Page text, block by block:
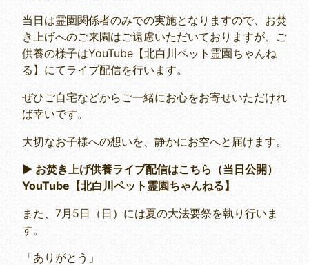
当日は霊園関係者のみでの実施となりますので、お焚
き上げへのご来園はご遠慮いただいておりますが、ご
供養の様子はYouTube【北白川ペット霊園ちゃんね
る】にてライブ配信を行います。
ぜひご自宅などからご一緒にお心をお寄せいただけれ
ば幸いです。
大切なお子様への想いを、静かにお空へと届けます。
▶ お焚き上げ供養ライブ配信はこちら（当日公開）
YouTube【北白川ペット霊園ちゃんねる】
また、7月5日（日）には夏の大法要祭を執り行いま
す。
「ありがとう」